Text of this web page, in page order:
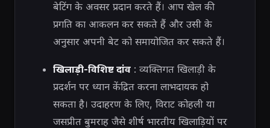
बेटिंग के अवसर प्रदान करते हैं। आप खेल की
प्रगति का आकलन कर सकते हैं और उसी के
अनुसार अपनी बेट को समायोजित कर सकते हैं।
खिलाड़ी-विशिष्ट दांव: व्यक्तिगत खिलाड़ी के
प्रदर्शन पर ध्यान केंद्रित करना लाभदायक हो
सकता है। उदाहरण के लिए, विराट कोहली या
जसप्रीत बुमराह जैसे शीर्ष भारतीय खिलाड़ियों पर